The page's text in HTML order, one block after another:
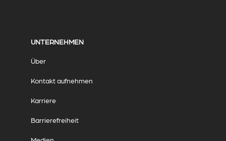
UNTERNEHMEN
Über
Kontakt aufnehmen
Karriere
Barrierefreiheit